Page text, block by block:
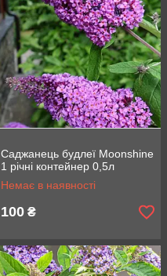
Саджанець будлеї Moonshine
1 річні контейнер 0,5л
Немає в наявності
100 ₴